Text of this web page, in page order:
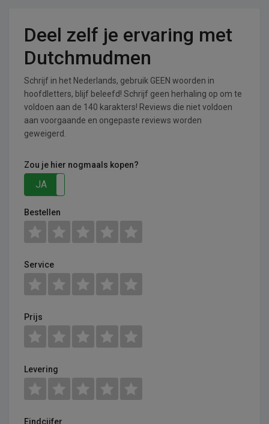
Deel zelf je ervaring met
Dutchmudmen
Schrijf in het Nederlands, gebruik GEEN woorden in
hoofdletters, blijf beleefd! Schrijf geen herhaling op om te
voldoen aan de 140 karakters! Reviews die niet voldoen
aan voorgaande en ongepaste reviews worden
geweigerd.
Zou je hier nogmaals kopen?
JA
Bestellen
Service
Prijs
Levering
Eindcijfer